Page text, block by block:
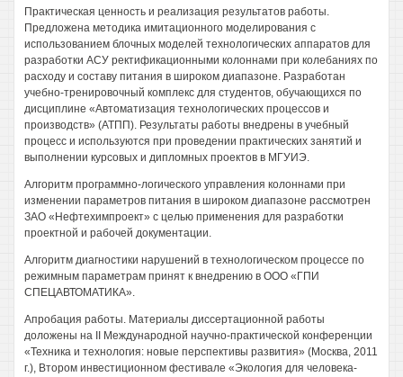
Практическая ценность и реализация результатов работы.
Предложена методика имитационного моделирования с
использованием блочных моделей технологических аппаратов для
разработки АСУ ректификационными колоннами при колебаниях по
расходу и составу питания в широком диапазоне. Разработан
учебно-тренировочный комплекс для студентов, обучающихся по
дисциплине «Автоматизация технологических процессов и
производств» (АТПП). Результаты работы внедрены в учебный
процесс и используются при проведении практических занятий и
выполнении курсовых и дипломных проектов в МГУИЭ.
Алгоритм программно-логического управления колоннами при
изменении параметров питания в широком диапазоне рассмотрен
ЗАО «Нефтехимпроект» с целью применения для разработки
проектной и рабочей документации.
Алгоритм диагностики нарушений в технологическом процессе по
режимным параметрам принят к внедрению в ООО «ГПИ
СПЕЦАВТОМАТИКА».
Апробация работы. Материалы диссертационной работы
доложены на II Международной научно-практической конференции
«Техника и технология: новые перспективы развития» (Москва, 2011
г.), Втором инвестиционном фестивале «Экология для человека-